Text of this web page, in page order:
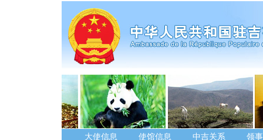
大使信息 使馆信息 中吉关系 领